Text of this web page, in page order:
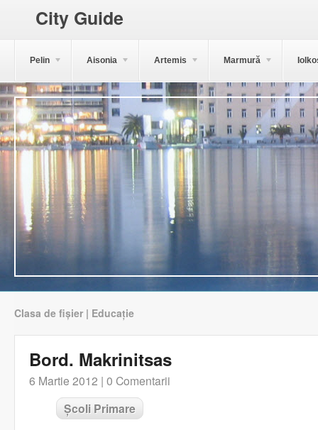
City Guide
Pelin Aisonia Artemis Marmură
Clasa de fișier | Educație
Bord. Makrinitsas
6 Martie 2012 | 0 Comentarii
Școli Primare